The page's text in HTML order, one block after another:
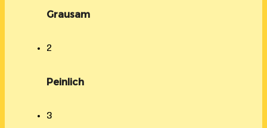
Grausam
2
Peinlich
3